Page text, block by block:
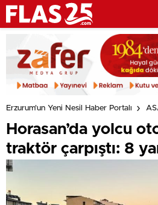
Erzurum'un Yeni Nesil Haber Portalı
Horasan’da yolcu
traktör çarpıştı: 8